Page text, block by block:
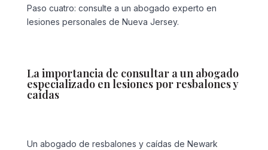
Paso cuatro: consulte a un abogado experto en
lesiones personales de Nueva Jersey.
La importancia de consultar a un abogado
especializado en lesiones por resbalones y
caídas
Un abogado de resbalones y caídas de Newark